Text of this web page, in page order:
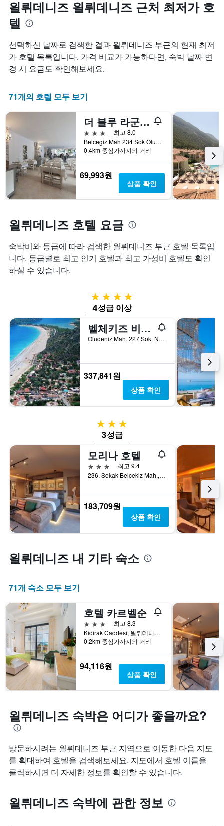
욀뤼데니즈 욀뤼데니즈 근처 최저가 호
텔
선택하신 날짜로 검색한 결과 욀뤼데니즈 부근의 현재 최저
가 호텔 목록입니다. 가격 비교가 가능하다면, 숙박 날짜 변
경 시 요금도 확인해보세요.
71개의 호텔 모두 보기
더 블루 라군 디럭스 호텔
3성급
최고 8.0
Belcegiz Mah 234 Sok Oludeniz, 욀뤼데니즈, 튀르키예
0.4km 중심가까지의 거리
69,993원
상품 확인
욀뤼데니즈 호텔 요금
숙박비와 등급에 따라 검색한 욀뤼데니즈 부근 호텔 목록입
니다. 등급별로 최고 인기 호텔과 최고 가성비 호텔도 확인
하실 수 있습니다.
4성급
4성급 이상
벨체키즈 비치 클럽 -
Oludeniz Mah. 227 Sok. No:2A, 욀뤼데니즈, 튀르키예
337,841원
상품 확인
3성급
3성급
모리나 호텔
3성급
최고 9.4
236. Sokak Belcekiz Mah., 욀뤼데니즈, 튀르키예
183,709원
상품 확인
욀뤼데니즈 내 기타 숙소
71개 숙소 모두 보기
호텔 카르벨순
3성급
최고 8.3
Kidirak Caddesi, 욀뤼데니즈, 튀르키예
0.2km 중심가까지의 거리
94,116원
상품 확인
욀뤼데니즈 숙박은 어디가 좋을까요?
방문하시려는 욀뤼데니즈 부근 지역으로 이동한 다음 지도
를 확대하여 호텔을 검색해보세요. 지도에서 호텔 이름을
클릭하시면 더 자세한 정보를 확인할 수 있습니다.
욀뤼데니즈 숙박에 관한 정보